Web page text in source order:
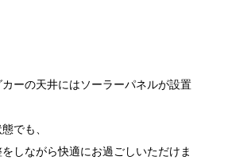
ーの天井にはソーラーパネルが設置
でも、
しながら快適にお過ごしいただけま